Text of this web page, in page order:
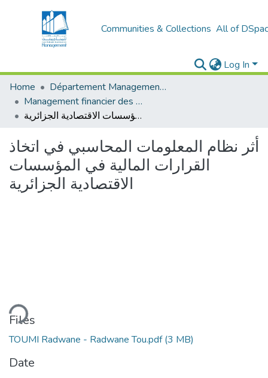
Communities & Collections All of
Log In
Home
Département Management stratégique et système
Management financier des entreprises (MFE)
أثر نظام المعلومات المحاسبي في اتخاذ القرارات المالیة في المؤسسات الاقتصادیة الجزائریة
أثر نظام المعلومات المحاسبي في اتخاذ
القرارات المالیة في المؤسسات
الاقتصادیة الجزائریة
Files
TOUMI Radwane - Radwane Tou.pdf(3 MB)
Date